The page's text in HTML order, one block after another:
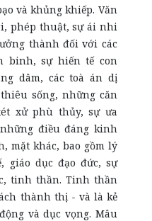
và khủng khiếp. Văn
phép thuật, sự ái nhi
thành đối với các
binh, sự hiến tế con
dâm, các toà án dị
sống, những căn
xử phù thủy, sự ưa
điều đáng kinh
mặt khác, bao gồm lý
giáo dục đạo đức, sự
tinh thần. Tinh thần
thành thị - và là kẻ
và dục vọng. Mâu